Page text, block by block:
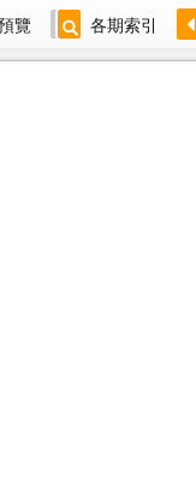
覽 各期索引